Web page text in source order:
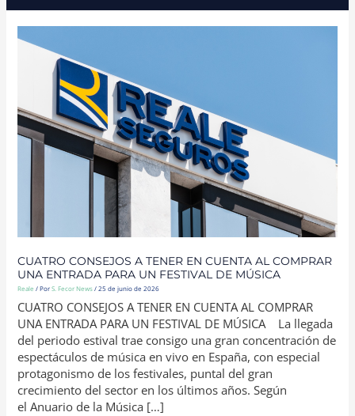
CUATRO CONSEJOS A TENER EN CUENTA AL COMPRAR
UNA ENTRADA PARA UN FESTIVAL DE MÚSICA
Reale / PorS. Fecor News/25 de junio de 2026
CUATRO CONSEJOS A TENER EN CUENTA AL COMPRAR
UNA ENTRADA PARA UN FESTIVAL DE MÚSICA La llegada
del periodo estival trae consigo una gran concentración de
espectáculos de música en vivo en España, con especial
protagonismo de los festivales, puntal del gran
crecimiento del sector en los últimos años. Según
el Anuario de la Música […]
CUATRO
A
TENER
EN
CUENTA
AL
COMPRAR
UNA
ENTRADA
PARA
UN
FESTIVAL
DE
MÚSICA